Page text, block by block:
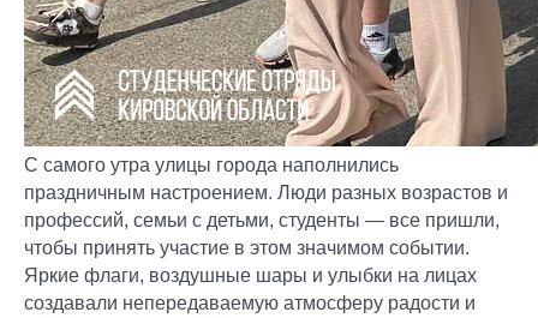
С самого утра улицы города наполнились
праздничным настроением. Люди разных возрастов и
профессий, семьи с детьми, студенты — все пришли,
чтобы принять участие в этом значимом событии.
Яркие флаги, воздушные шары и улыбки на лицах
создавали непередаваемую атмосферу радости и